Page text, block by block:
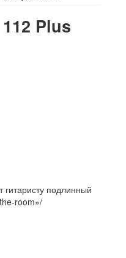
Plus
гитаристу подлинный
room»/